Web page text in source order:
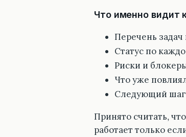
Что именно видит
Перечень
Статус по
Риски и
Что уже
Следующий
Принято считать,
работает только